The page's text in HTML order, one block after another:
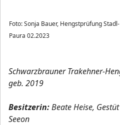
Foto: Sonja Bauer, Hengstprüfung Stadl-
Paura 02.2023
Schwarzbrauner Trakehner-
geb. 2019
Besitzerin:Beate Heise,
Seeon